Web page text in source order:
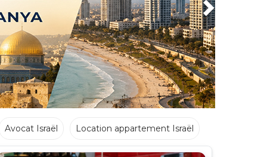
Achat Appartement Israel Crédit Israël
Crèches Traiteurs Boucheries